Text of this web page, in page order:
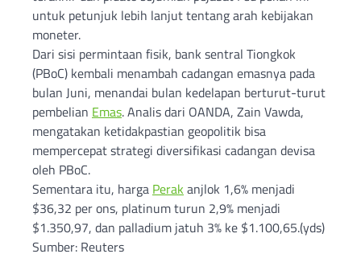
untuk petunjuk lebih lanjut tentang arah kebijakan
moneter.
Dari sisi permintaan fisik, bank sentral Tiongkok
(PBoC) kembali menambah cadangan emasnya pada
bulan Juni, menandai bulan kedelapan berturut-turut
pembelian Emas. Analis dari OANDA, Zain Vawda,
mengatakan ketidakpastian geopolitik bisa
mempercepat strategi diversifikasi cadangan devisa
oleh PBoC.
Sementara itu, harga Perak anjlok 1,6% menjadi
$36,32 per ons, platinum turun 2,9% menjadi
$1.350,97, dan palladium jatuh 3% ke $1.100,65.(yds)
Sumber: Reuters